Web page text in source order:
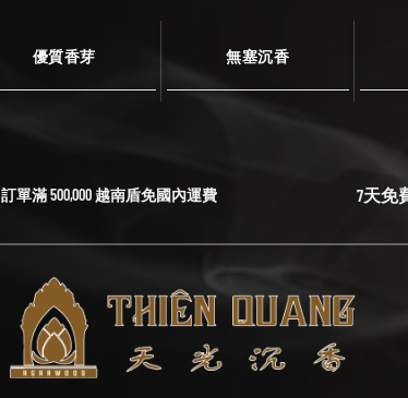
優質香芽 無塞沉香
訂單滿 500,000 越南盾免國內運費 7天免